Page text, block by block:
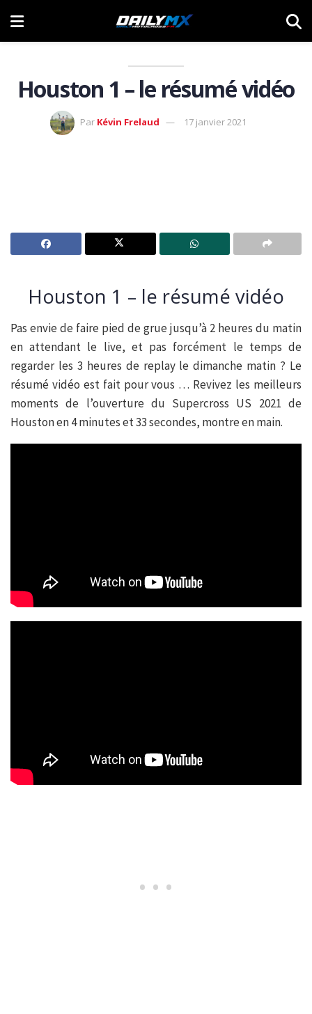
Houston 1 – le résumé vidéo
Par Kévin Frelaud 17 janvier 2021
Houston 1 – le résumé vidéo
Pas envie de faire pied de grue jusqu’à 2 heures du matin
en attendant le live, et pas forcément le temps de
regarder les 3 heures de replay le dimanche matin ? Le
résumé vidéo est fait pour vous … Revivez les meilleurs
moments de l’ouverture du Supercross US 2021 de
Houston en 4 minutes et 33 secondes, montre en main.